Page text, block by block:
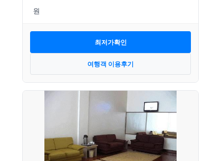
최저가확인
여행객 이용후기